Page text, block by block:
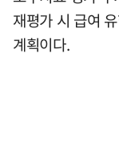
재평가 시 급여
계획이다.